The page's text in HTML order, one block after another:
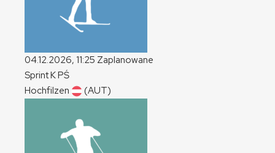
04.12.2026, 11:25 Zaplanowane
SprintKPŚ
Hochfilzen
(AUT)